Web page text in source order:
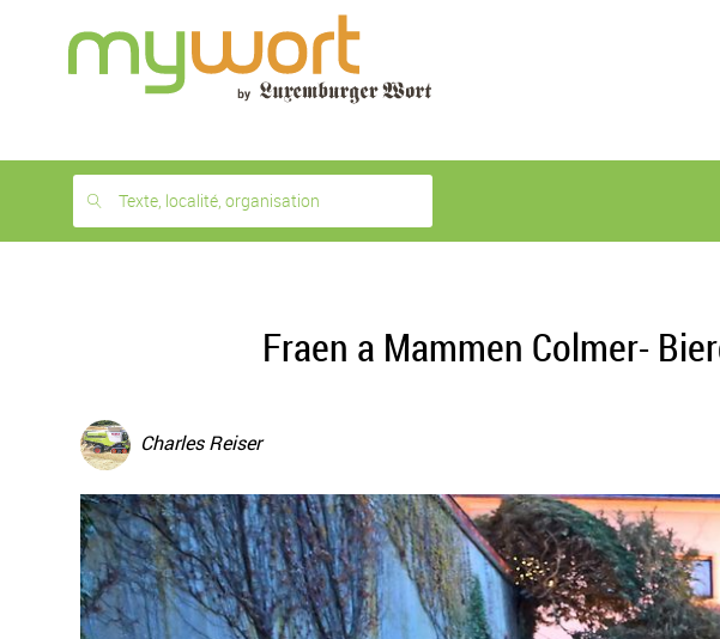
month
free
Texte, localité, organisation
Fraen a Mammen Colmer-
Charles Reiser